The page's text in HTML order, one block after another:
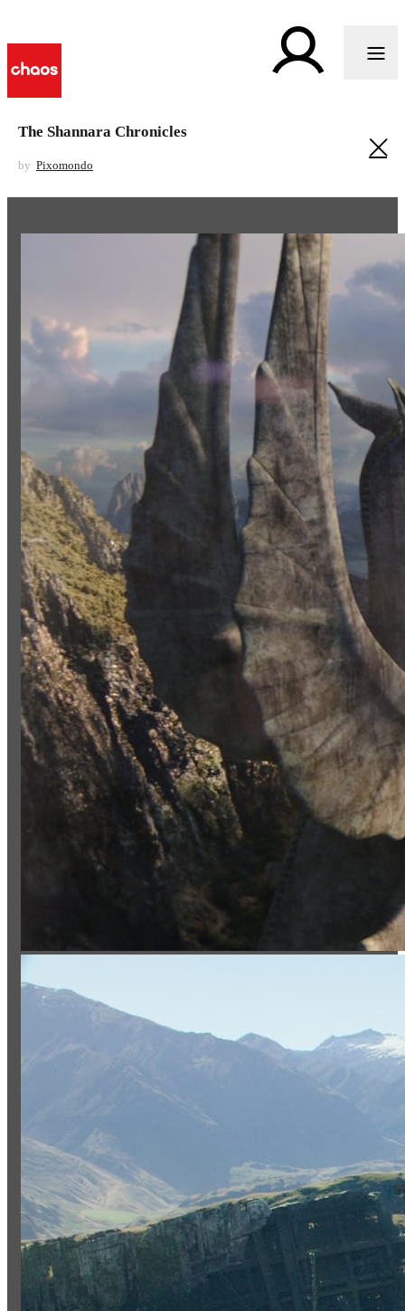
The Shannara Chronicles
by Pixomondo